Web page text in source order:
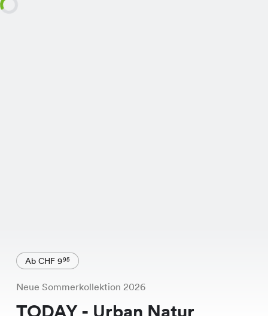
Ab CHF 995
Neue Sommerkollektion 2026
TODAY - Urban Natur